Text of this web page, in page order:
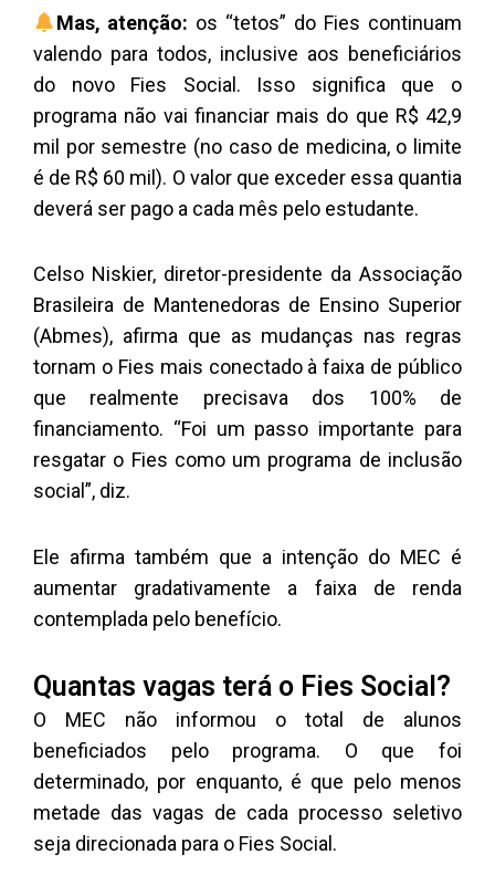
Mas, atenção: os “tetos” do Fies continuam
valendo para todos, inclusive aos beneficiários
do novo Fies Social. Isso significa que o
programa não vai financiar mais do que R$ 42,9
mil por semestre (no caso de medicina, o limite
é de R$ 60 mil). O valor que exceder essa quantia
deverá ser pago a cada mês pelo estudante.
Celso Niskier, diretor-presidente da Associação
Brasileira de Mantenedoras de Ensino Superior
(Abmes), afirma que as mudanças nas regras
tornam o Fies mais conectado à faixa de público
que realmente precisava dos 100% de
financiamento. “Foi um passo importante para
resgatar o Fies como um programa de inclusão
social”, diz.
Ele afirma também que a intenção do MEC é
aumentar gradativamente a faixa de renda
contemplada pelo benefício.
Quantas vagas terá o Fies Social?
O MEC não informou o total de alunos
beneficiados pelo programa. O que foi
determinado, por enquanto, é que pelo menos
metade das vagas de cada processo seletivo
seja direcionada para o Fies Social.